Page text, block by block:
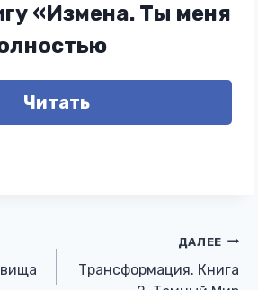
«Измена. Ты меня
Читать
ДАЛЕЕ
Трансформация. Книга